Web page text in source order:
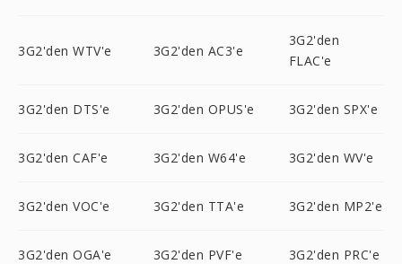
3G2'den WTV'e 3G2'den AC3'e
3G2'den
FLAC'e
3G2'den DTS'e 3G2'den OPUS'e 3G2'den SPX'e
3G2'den CAF'e 3G2'den W64'e 3G2'den WV'e
3G2'den VOC'e 3G2'den TTA'e 3G2'den MP2'e
3G2'den OGA'e 3G2'den PVF'e 3G2'den PRC'e